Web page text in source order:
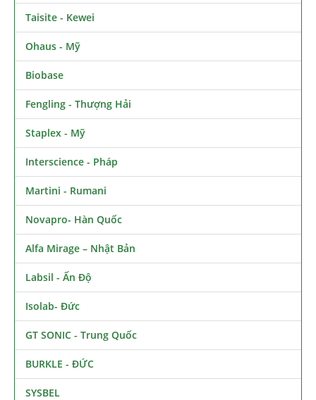
Taisite - Kewei
Ohaus - Mỹ
Biobase
Fengling - Thượng Hải
Staplex - Mỹ
Interscience - Pháp
Martini - Rumani
Novapro- Hàn Quốc
Alfa Mirage – Nhật Bản
Labsil - Ấn Độ
Isolab- Đức
GT SONIC - Trung Quốc
BURKLE - ĐỨC
SYSBEL